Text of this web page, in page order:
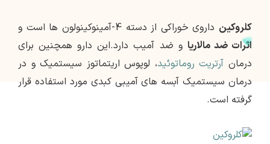
کلروکین داروی خوراکی از دسته 4-آمینوکینولون ها است و
اثرات ضد مالاریا و ضد آمیب دارد.این دارو همچنین برای
درمان آرتریت روماتوئید، لوپوس اریتماتوز سیستمیک و در
درمان سیستمیک آبسه های آمیبی کبدی مورد استفاده قرار
گرفته است.